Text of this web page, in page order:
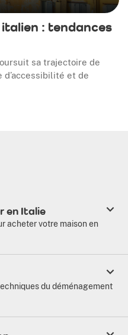
: tendances
sa trajectoire de
et de
en Italie
acheter votre maison en
du déménagement